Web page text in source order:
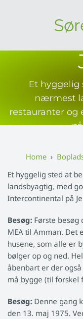
Et hyggelig
nærmest
restauranter og
Et hyggelig sted at
landsbyagtig, med
Intercontinental på
Besøg: Første
MEA til Amman. Det
husene, som alle er
bølger op og ned.
åbenbart er der
må bygge (til forskel
Besøg: Denne gang
den 13. maj 1975.